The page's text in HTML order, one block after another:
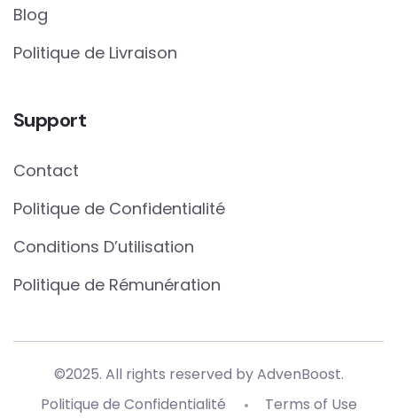
Blog
Politique de Livraison
Support
Contact
Politique de Confidentialité
Conditions D’utilisation
Politique de Rémunération
©2025. All rights reserved by AdvenBoost.
Politique de Confidentialité
Terms of Use